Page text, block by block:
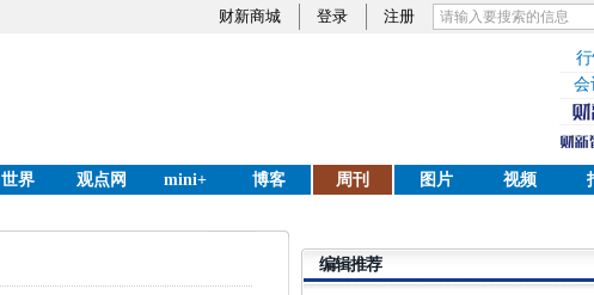
财新商城 登录 注册
会
世界 观点网 mini+ 博客 周刊 图片 视频
编辑推荐